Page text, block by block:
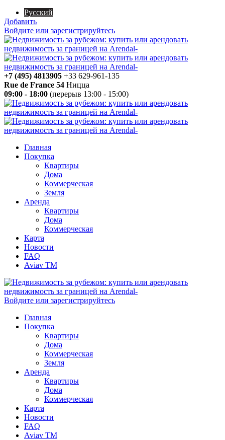
Русский
Добавить
Войдите или зарегистрируйтесь
+7 (495) 4813905 +33 629-961-135
Rue de France 54 Ницца
09:00 - 18:00 (перерыв 13:00 - 15:00)
Главная
Покупка
Квартиры
Дома
Коммерческая
Земля
Аренда
Квартиры
Дома
Коммерческая
Карта
Новости
FAQ
Aviav TM
Войдите или зарегистрируйтесь
Главная
Покупка
Квартиры
Дома
Коммерческая
Земля
Аренда
Квартиры
Дома
Коммерческая
Карта
Новости
FAQ
Aviav TM